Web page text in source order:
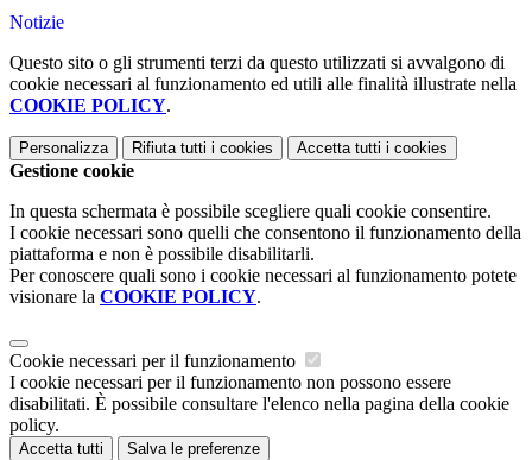
Notizie
Questo sito o gli strumenti terzi da questo utilizzati si avvalgono di
cookie necessari al funzionamento ed utili alle finalità illustrate nella
COOKIE POLICY.
Personalizza Rifiuta tutti i cookies Accetta tutti i cookies
Gestione cookie
In questa schermata è possibile scegliere quali cookie consentire.
I cookie necessari sono quelli che consentono il funzionamento della
piattaforma e non è possibile disabilitarli.
Per conoscere quali sono i cookie necessari al funzionamento potete
visionare la COOKIE POLICY.
Cookie necessari per il funzionamento
I cookie necessari per il funzionamento non possono essere
disabilitati. È possibile consultare l'elenco nella pagina della cookie
policy.
Accetta tutti Salva le preferenze